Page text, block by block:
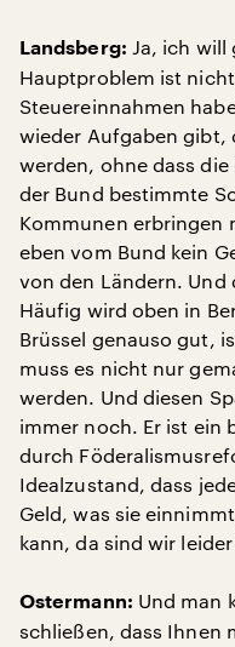
Landsberg: Ja, ich will
Hauptproblem ist
Steuereinnahmen
wieder Aufgaben gibt,
werden, ohne dass
der Bund bestimmte
Kommunen erbringen
eben vom Bund kein
von den Ländern. Und
Häufig wird oben in
Brüssel genauso gut,
muss es nicht nur
werden. Und diesen
immer noch. Er ist ein
durch
Idealzustand, dass
Geld, was sie
kann, da sind wir
Ostermann: Und man
schließen, dass Ihnen